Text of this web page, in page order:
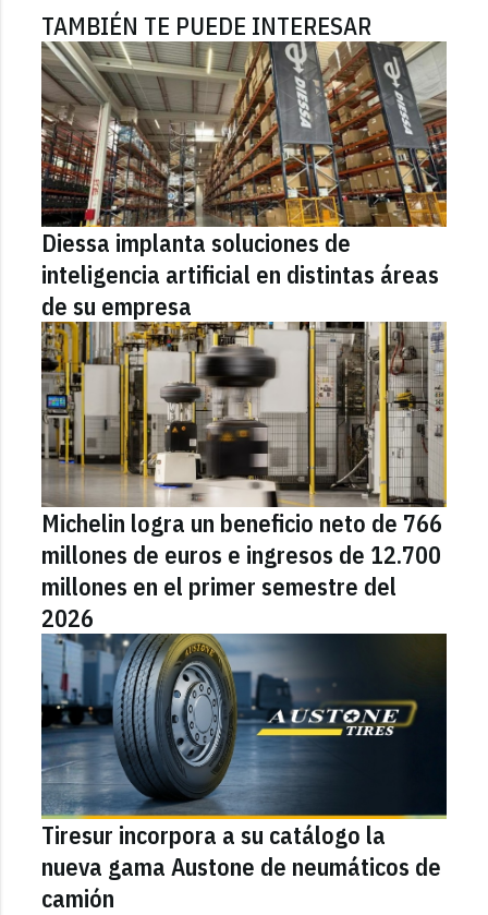
TAMBIÉN TE PUEDE INTERESAR
Diessa implanta soluciones de
inteligencia artificial en distintas áreas
de su empresa
Michelin logra un beneficio neto de 766
millones de euros e ingresos de 12.700
millones en el primer semestre del
2026
Tiresur incorpora a su catálogo la
nueva gama Austone de neumáticos de
camión